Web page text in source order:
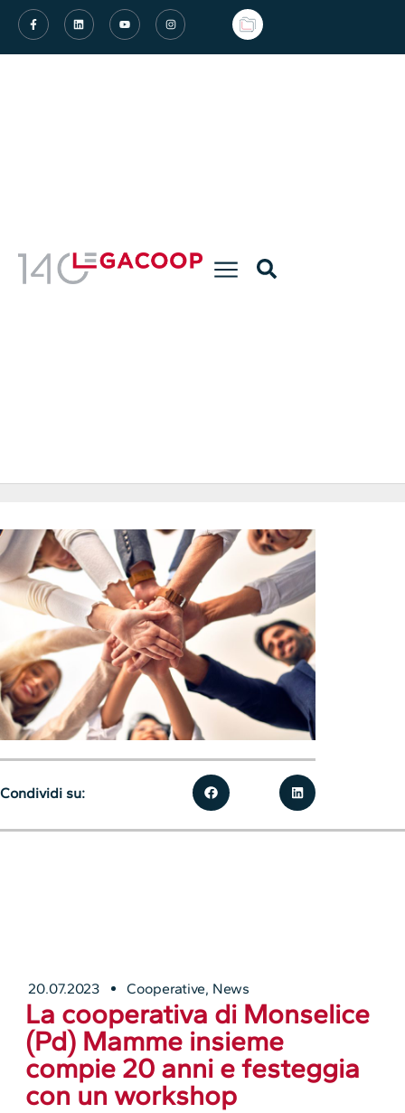
20.07.2023 Cooperative, News
La cooperativa di Monselice
(Pd) Mamme insieme
compie 20 anni e festeggia
con un workshop
Condividi su: